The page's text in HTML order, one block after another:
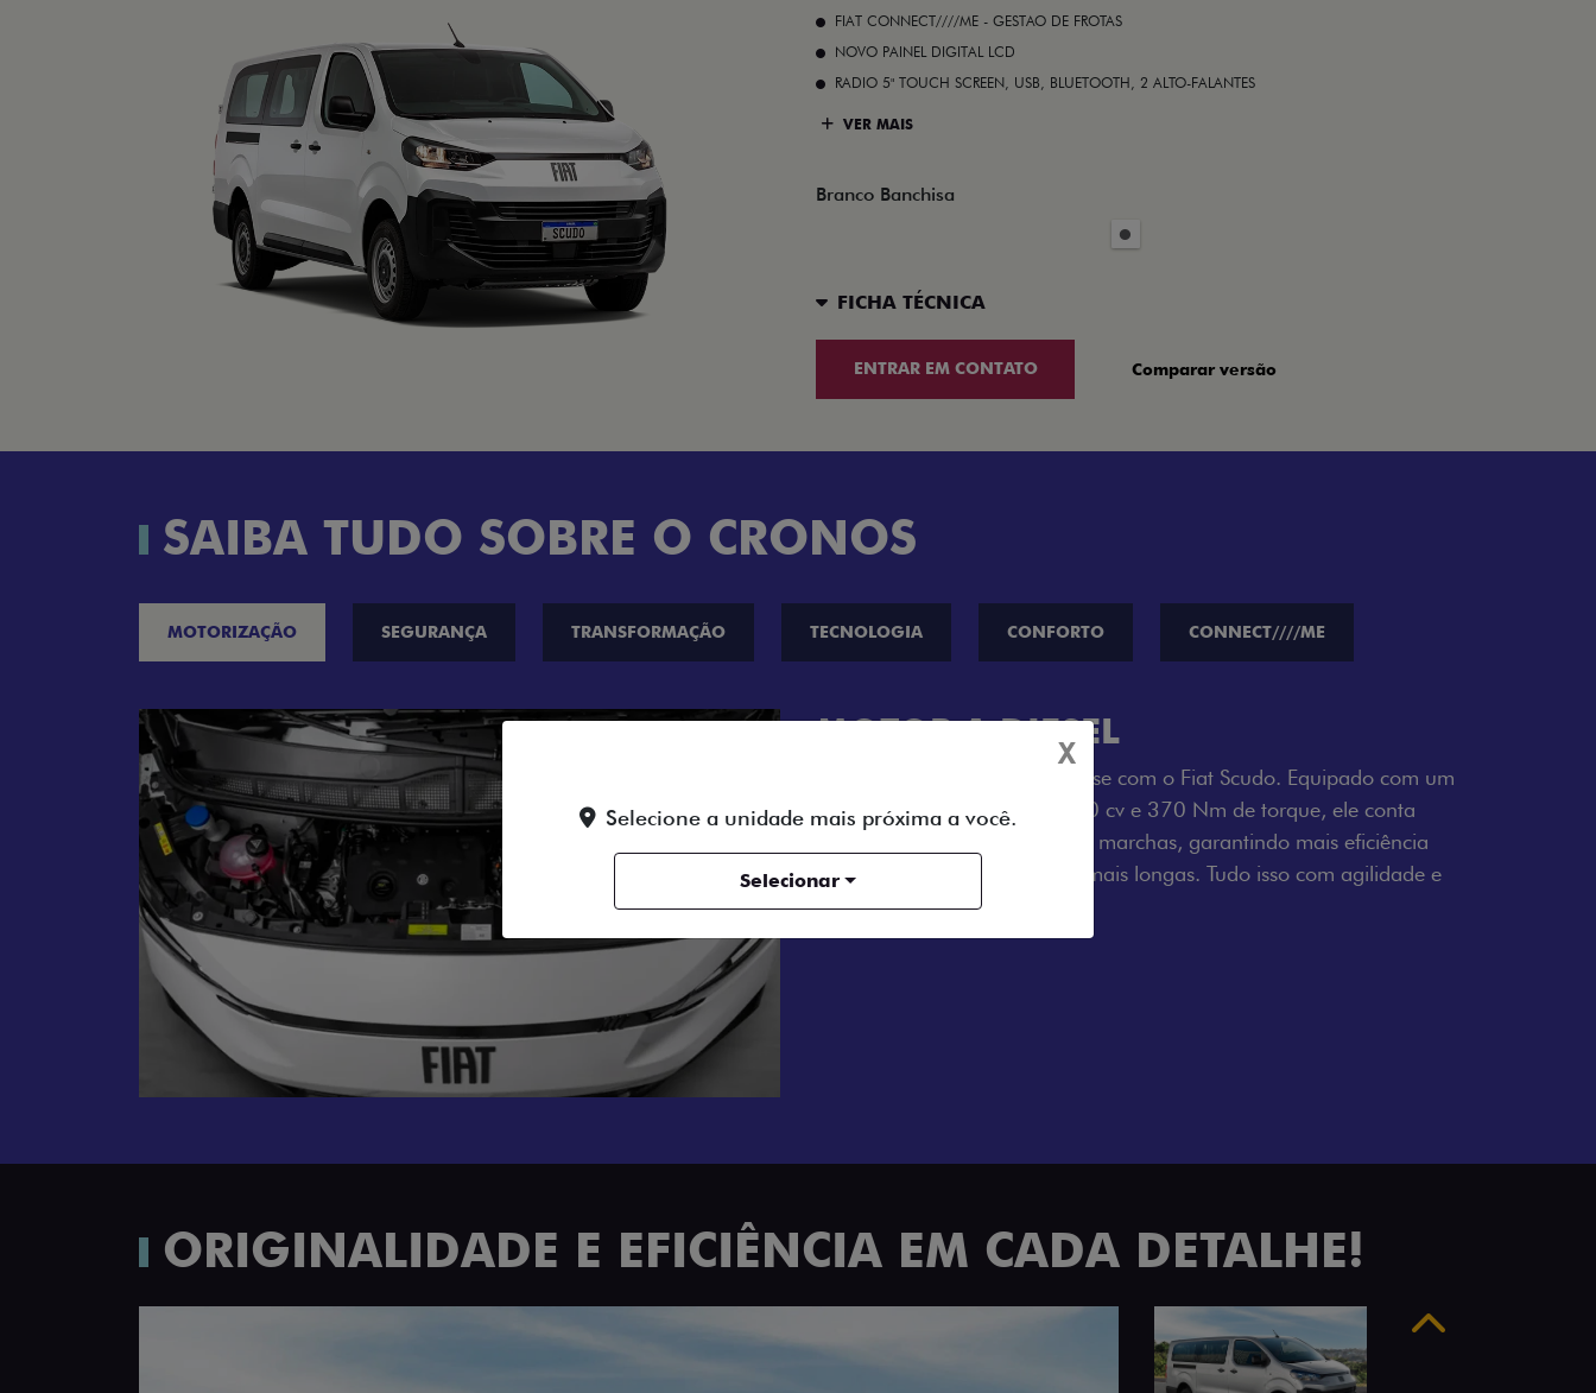
FIAT CONNECT////ME - GESTAO DE FROTAS
NOVO PAINEL DIGITAL LCD
RADIO 5" TOUCH SCREEN, USB, BLUETOOTH, 2 ALTO-FALANTES
VER MAIS
Branco Banchisa
FICHA TÉCNICA
ENTRAR EM CONTATO Comparar versão
SAIBA TUDO SOBRE O CRONOS
MOTORIZAÇÃO SEGURANÇA TRANSFORMAÇÃO TECNOLOGIA CONFORTO CONNECT////ME
MOTOR A DIESEL
Tenha um dia a dia sem estresse com o Fiat Scudo. Equipado com um
motor 2.2 Turbo Diesel de 150 cv e 370 Nm de torque, ele conta
com transmissão manual de 6 marchas, garantindo mais eficiência
até nas jornadas de trabalho mais longas. Tudo isso com agilidade e
economia para o seu negócio.
ORIGINALIDADE E EFICIÊNCIA EM CADA DETALHE!
Anterior
X
Selecione a unidade mais próxima a você.
Selecionar